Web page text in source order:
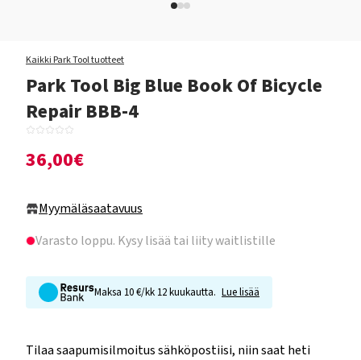
Kaikki Park Tool tuotteet
Park Tool Big Blue Book Of Bicycle
Repair BBB-4
36,00€
Myymäläsaatavuus
Varasto loppu. Kysy lisää tai liity waitlistille
Maksa 10 €/kk 12 kuukautta. Lue lisää
Tilaa saapumisilmoitus sähköpostiisi, niin saat heti